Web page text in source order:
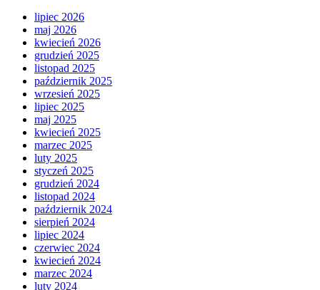
lipiec 2026
maj 2026
kwiecień 2026
grudzień 2025
listopad 2025
październik 2025
wrzesień 2025
lipiec 2025
maj 2025
kwiecień 2025
marzec 2025
luty 2025
styczeń 2025
grudzień 2024
listopad 2024
październik 2024
sierpień 2024
lipiec 2024
czerwiec 2024
kwiecień 2024
marzec 2024
luty 2024